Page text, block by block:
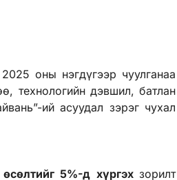
оны нэгдүгээр чуулганаа
технологийн дэвшил, батлан
ий асуудал зэрэг чухал
өсөлтийг 5%-д хүргэхзорилт